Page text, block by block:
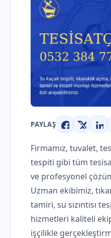
PAYLAŞ
Facebook
X
Firmamız, tuvalet,
tespiti gibi tüm
ve profesyonel
Uzman ekibimiz,
tamiri, su sızıntısı
hizmetleri kaliteli
işçilikle